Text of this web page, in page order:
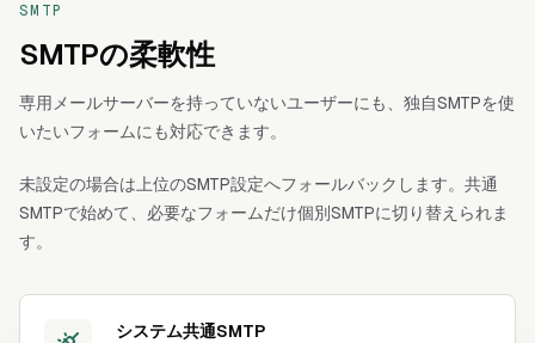
SMTP
SMTPの柔軟性
専用メールサーバーを持っていないユーザーにも、独自SMTPを使
いたいフォームにも対応できます。
未設定の場合は上位のSMTP設定へフォールバックします。共通
SMTPで始めて、必要なフォームだけ個別SMTPに切り替えられま
す。
システム共通SMTP